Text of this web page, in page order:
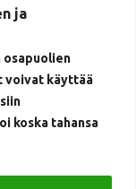
ja
osapuolien
voivat käyttää
koska tahansa